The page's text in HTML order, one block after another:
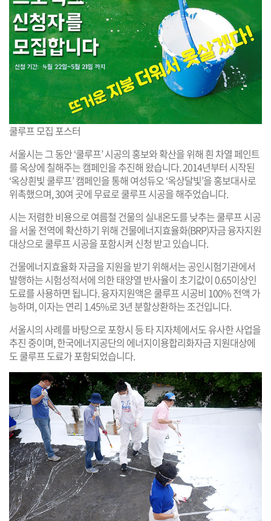
쿨루프 모집 포스터
서울시는 그 동안 ‘쿨루프’ 시공의 홍보와 확산을 위해 흰 차열 페인트
를 옥상에 칠해주는 캠페인을 추진해 왔습니다. 2014년부터 시작된
‘옥상흰빛 쿨루프’ 캠페인을 통해 여성듀오 ‘옥상달빛’을 홍보대사로
위촉했으며, 30여 곳에 무료로 쿨루프 시공을 해주었습니다.
시는 저렴한 비용으로 여름철 건물의 실내온도를 낮추는 쿨루프 시공
을 서울 전역에 확산하기 위해 건물에너지효율화(BRP)자금 융자지원
대상으로 쿨루프 시공을 포함시켜 신청 받고 있습니다.
건물에너지효율화 자금을 지원을 받기 위해서는 공인시험기관에서
발행하는 시험성적서에 의한 태양열 반사율이 초기값이 0.65이상인
도료를 사용하면 됩니다. 융자지원액은 쿨루프 시공비 100% 전액 가
능하며, 이자는 연리 1.45%로 3년 분할상환하는 조건입니다.
서울시의 사례를 바탕으로 포항시 등 타 지자체에서도 유사한 사업을
추진 중이며, 한국에너지공단의 에너지이용합리화자금 지원대상에
도 쿨루프 도료가 포함되었습니다.